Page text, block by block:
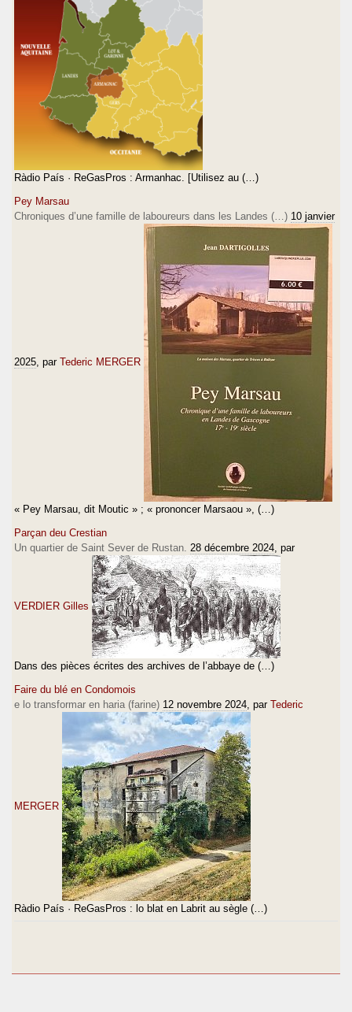
Ràdio País · ReGasPros : Armanhac. [Utilisez au (…)
Pey Marsau
Chroniques d’une famille de laboureurs dans les Landes (…) 10 janvier
2025 , par Tederic MERGER
« Pey Marsau, dit Moutic » ; « prononcer Marsaou », (…)
Parçan deu Crestian
Un quartier de Saint Sever de Rustan. 28 décembre 2024 , par
VERDIER Gilles
Dans des pièces écrites des archives de l’abbaye de (…)
Faire du blé en Condomois
e lo transformar en haria (farine) 12 novembre 2024 , par Tederic
MERGER
Ràdio País · ReGasPros : lo blat en Labrit au sègle (…)